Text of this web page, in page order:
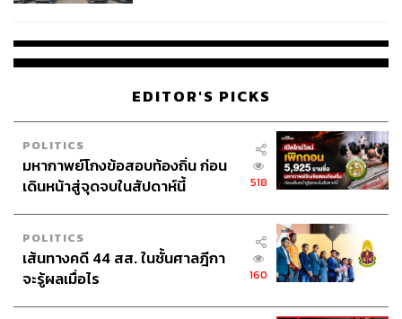
EDITOR'S PICKS
POLITICS
มหากาพย์โกงข้อสอบท้องถิ่น ก่อน
เดินหน้าสู่จุดจบในสัปดาห์นี้
518
POLITICS
เส้นทางคดี 44 สส. ในชั้นศาลฎีกา
จะรู้ผลเมื่อไร
160